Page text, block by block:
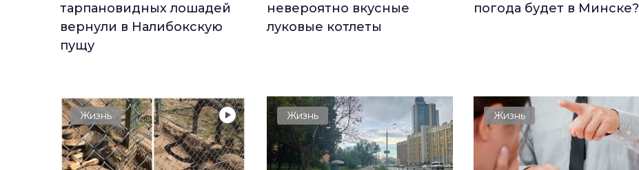
тарпановидных лошадей
вернули в Налибокскую
пущу
невероятно вкусные
луковые котлеты
погода будет в Минске?
Жизнь Жизнь Жизнь